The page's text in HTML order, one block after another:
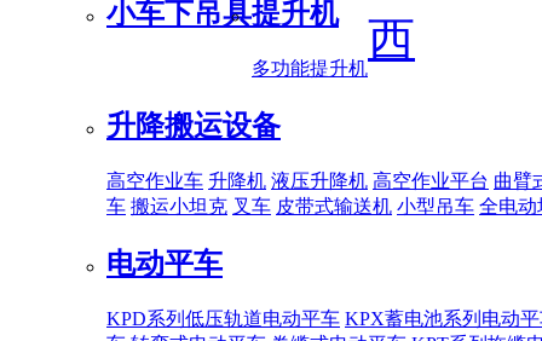
小车下吊具提升机
多功能提升机
升降搬运设备
高空作业车 升降机 液压升降机 高空作业平台 曲臂
车 搬运小坦克 叉车 皮带式输送机 小型吊车 全电动
电动平车
KPD系列低压轨道电动平车 KPX蓄电池系列电动
西